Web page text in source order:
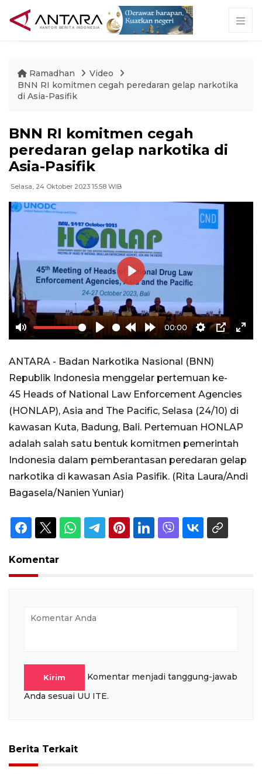
Ramadhan
Video
BNN RI komitmen cegah peredaran gelap narkotika
di Asia-Pasifik
BNN RI komitmen cegah
peredaran gelap narkotika di
Asia-Pasifik
Selasa, 24 Oktober 2023 15:58 WIB
Mute Play
Rewind
10s
Forward
10s
00:00
Settings
PIP
Play
ANTARA - Badan Narkotika Nasional (BNN)
Republik Indonesia menggelar pertemuan ke-
45 Heads of National Law Enforcement Agencies
(HONLAP), Asia and The Pacific, Selasa (24/10) di
kawasan Kuta, Badung, Bali. Pertemuan HONLAP
adalah salah satu bentuk komitmen pemerintah
Indonesia dalam pemberantasan peredaran gelap
narkotika di kawasan Asia Pasifik. (Rita Laura/Andi
Bagasela/Nanien Yuniar)
Komentar
Kirim
Komentar menjadi tanggung-jawab
Anda sesuai UU ITE.
Berita Terkait